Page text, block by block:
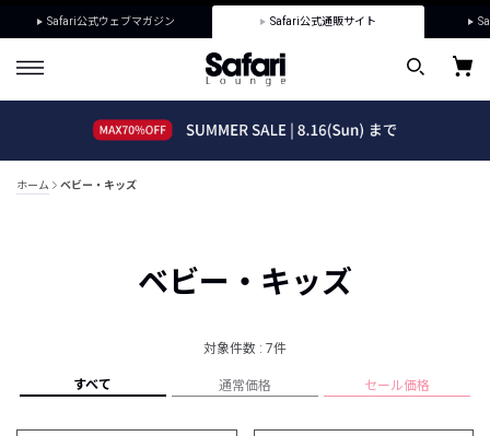
Safari公式ウェブマガジン Safari公式通販サイト
ホーム ベビー・キッズ
ベビー・キッズ
対象件数 : 7件
すべて 通常価格 セール価格